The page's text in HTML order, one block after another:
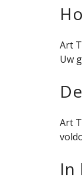
Art
Uw
Art
In